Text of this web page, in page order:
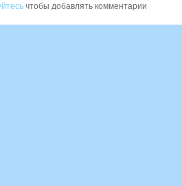
чтобы добавлять комментарии